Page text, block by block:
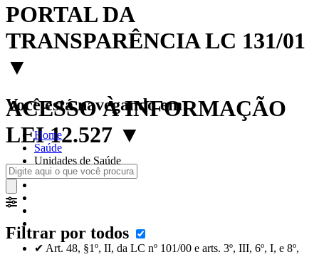
PORTAL DA
TRANSPARÊNCIA LC 131/01
▼
ACESSO À INFORMAÇÃO
LEI 12.527 ▼
Filtrar por todos
Você está navegando em:
Home
Saúde
Unidades de Saúde
✔ Art. 48, §1º, II, da LC nº 101/00 e arts. 3º, III, 6º, I, e 8º,